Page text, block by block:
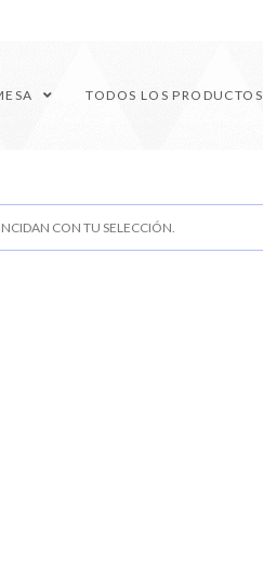
TODOS LOS PRODUCTOS
CON TU SELECCIÓN.